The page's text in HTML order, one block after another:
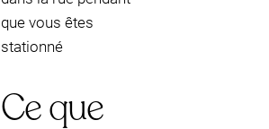
que vous êtes
stationné
Ce que